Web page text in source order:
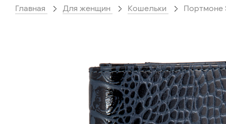
Главная Для женщин Кошельки Портмоне